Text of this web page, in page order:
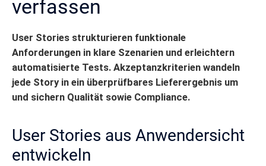
verfassen
User Stories strukturieren funktionale
Anforderungen in klare Szenarien und erleichtern
automatisierte Tests. Akzeptanzkriterien wandeln
jede Story in ein überprüfbares Lieferergebnis um
und sichern Qualität sowie Compliance.
User Stories aus Anwendersicht
entwickeln